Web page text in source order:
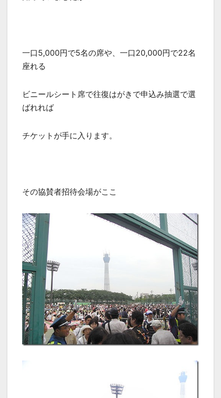
一口5,000円で5名の席や、一口20,000円で22名
座れる
ビニールシート席で往復はがきで申込み抽選で選
ばれれば
チケットが手に入ります。
その協賛者招待会場がここ